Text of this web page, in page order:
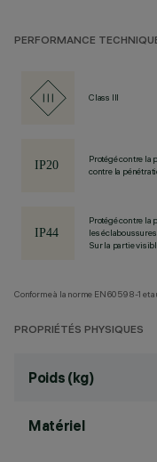
PERFORMANCE
Class III
Protégé contre la
contre la
Protégé contre la
les
Sur la partie
Conforme à la norme EN60598-1 et
PROPRIÉTÉS PHYSIQUES
Poids (kg)
Matériel